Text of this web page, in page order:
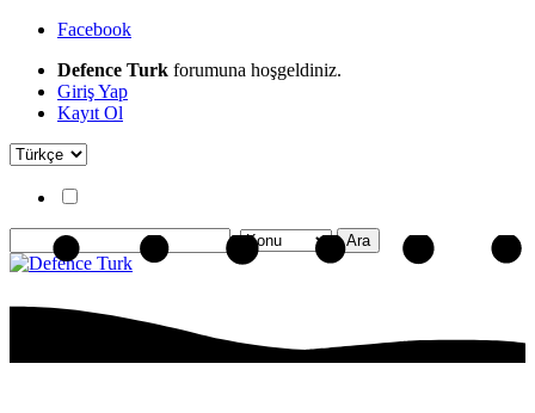
Facebook
Defence Turk forumuna hoşgeldiniz.
Giriş Yap
Kayıt Ol